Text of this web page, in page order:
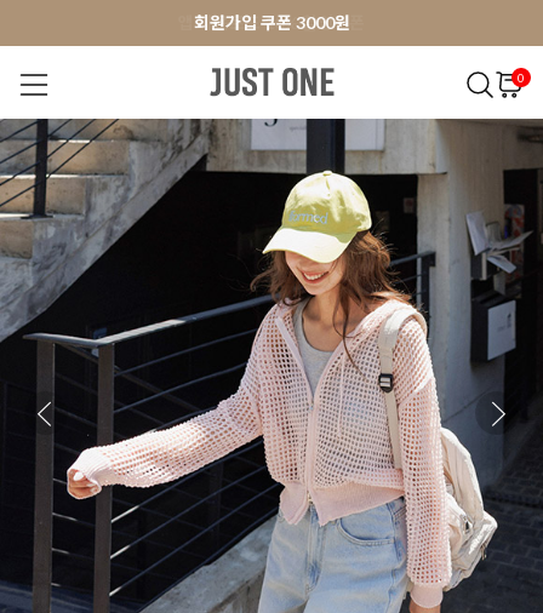
앱 다운로드 10% 할인쿠폰
회원가입 쿠폰 3000원
앱 다운로드 10% 할인쿠폰
0
NEW 7% BEST 오늘출발 상의 아